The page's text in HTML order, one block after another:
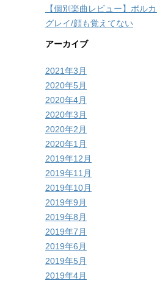
【個別楽曲レビュー】ポル
グレイ/顔も覚えてない
アーカイブ
2021年3月
2020年5月
2020年4月
2020年3月
2020年2月
2020年1月
2019年12月
2019年11月
2019年10月
2019年9月
2019年8月
2019年7月
2019年6月
2019年5月
2019年4月